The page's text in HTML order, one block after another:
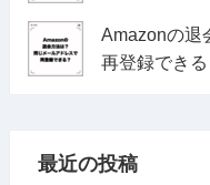
Amazonの退
再登録できる
最近の投稿